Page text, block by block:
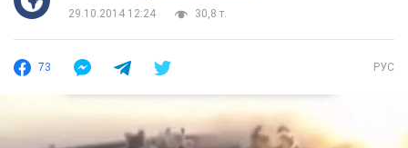
29.10.2014 12:24
30,8 т.
73 РУС